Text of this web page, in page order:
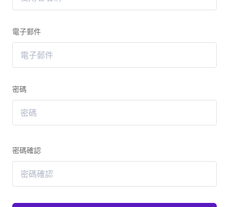
電子郵件
密碼
密碼確認